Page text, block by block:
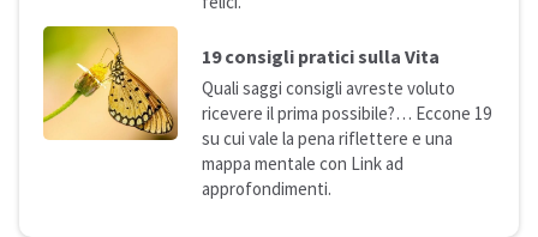
19 consigli pratici sulla Vita
Quali saggi consigli avreste voluto
ricevere il prima possibile?… Eccone 19
su cui vale la pena riflettere e una
mappa mentale con Link ad
approfondimenti.